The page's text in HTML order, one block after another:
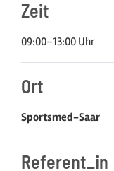
Zeit
09:00–13:00 Uhr
Ort
Sportsmed-Saar
Referent_in